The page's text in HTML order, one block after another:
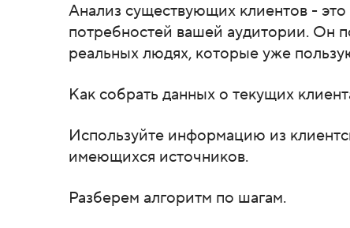
Анализ существующих клиентов -
потребностей вашей аудитории. Он
реальных людях, которые уже
Как собрать данных о текущих
Используйте информацию из
имеющихся источников.
Разберем алгоритм по шагам.